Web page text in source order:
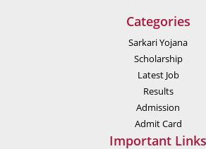
Categories
Sarkari Yojana
Scholarship
Latest Job
Results
Admission
Admit Card
Important Links